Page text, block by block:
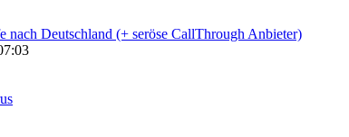
nach Deutschland (+ seröse CallThrough Anbieter)